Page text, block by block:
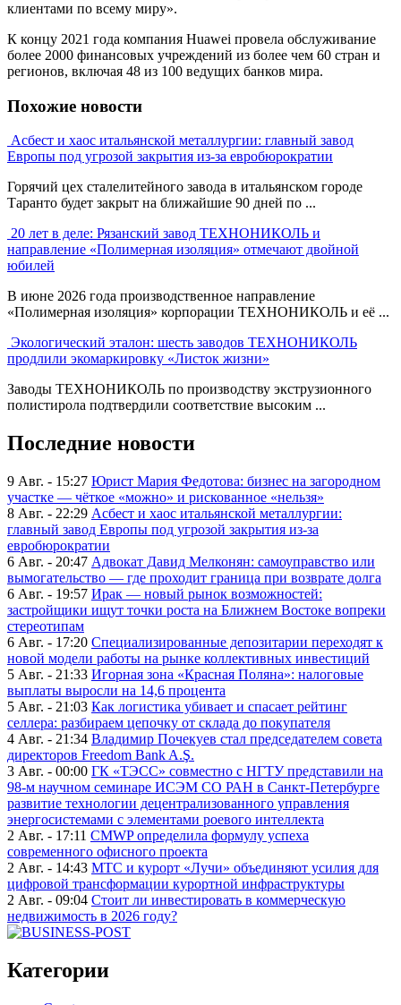
клиентами по всему миру».
К концу 2021 года компания Huawei провела обслуживание
более 2000 финансовых учреждений из более чем 60 стран и
регионов, включая 48 из 100 ведущих банков мира.
Похожие новости
Асбест и хаос итальянской металлургии: главный завод
Европы под угрозой закрытия из-за евробюрократии
Горячий цех сталелитейного завода в итальянском городе
Таранто будет закрыт на ближайшие 90 дней по ...
20 лет в деле: Рязанский завод ТЕХНОНИКОЛЬ и
направление «Полимерная изоляция» отмечают двойной
юбилей
В июне 2026 года производственное направление
«Полимерная изоляция» корпорации ТЕХНОНИКОЛЬ и её ...
Экологический эталон: шесть заводов ТЕХНОНИКОЛЬ
продлили экомаркировку «Листок жизни»
Заводы ТЕХНОНИКОЛЬ по производству экструзионного
полистирола подтвердили соответствие высоким ...
Последние новости
9 Авг. - 15:27 Юрист Мария Федотова: бизнес на загородном
участке — чёткое «можно» и рискованное «нельзя»
8 Авг. - 22:29 Асбест и хаос итальянской металлургии:
главный завод Европы под угрозой закрытия из-за
евробюрократии
6 Авг. - 20:47 Адвокат Давид Мелконян: самоуправство или
вымогательство — где проходит граница при возврате долга
6 Авг. - 19:57 Ирак — новый рынок возможностей:
застройщики ищут точки роста на Ближнем Востоке вопреки
стереотипам
6 Авг. - 17:20 Специализированные депозитарии переходят к
новой модели работы на рынке коллективных инвестиций
5 Авг. - 21:33 Игорная зона «Красная Поляна»: налоговые
выплаты выросли на 14,6 процента
5 Авг. - 21:03 Как логистика убивает и спасает рейтинг
селлера: разбираем цепочку от склада до покупателя
4 Авг. - 21:34 Владимир Почекуев стал председателем совета
директоров Freedom Bank A.Ş.
3 Авг. - 00:00 ГК «ТЭСС» совместно с НГТУ представили на
98-м научном семинаре ИСЭМ СО РАН в Санкт-Петербурге
развитие технологии децентрализованного управления
энергосистемами с элементами роевого интеллекта
2 Авг. - 17:11 CMWP определила формулу успеха
современного офисного проекта
2 Авг. - 14:43 МТС и курорт «Лучи» объединяют усилия для
цифровой трансформации курортной инфраструктуры
2 Авг. - 09:04 Стоит ли инвестировать в коммерческую
недвижимость в 2026 году?
Категории